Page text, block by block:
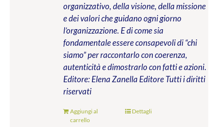
organizzativo, della visione, della missione
e dei valori che guidano ogni giorno
l’organizzazione. E di come sia
fondamentale essere consapevoli di “chi
siamo” per raccontarlo con coerenza,
autenticità e dimostrarlo con fatti e azioni.
Editore: Elena Zanella EditoreTutti i diritti
riservati
Aggiungi al
carrello
Dettagli